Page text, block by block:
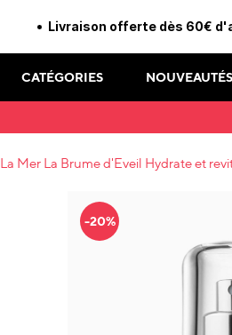
Livraison offerte dès 60€
CATÉGORIES NOUVEAUTÉS
La Mer La Brume d'Eveil Hydrate et
-20%